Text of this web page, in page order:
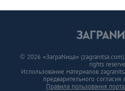
© 2026 «ЗаграNица»
rights
Использование материалов
предварительного согласия
Правила пользования